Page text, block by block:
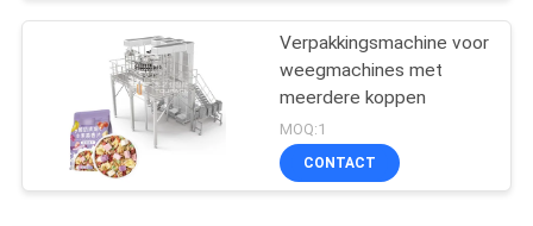
Verpakkingsmachine voor
weegmachines met
meerdere koppen
MOQ:1
CONTACT